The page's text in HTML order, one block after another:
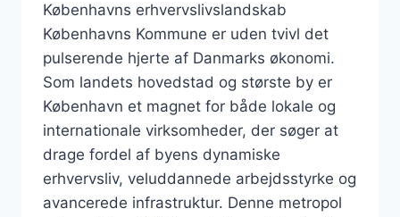
Københavns erhvervslivslandskab
Københavns Kommune er uden tvivl det
pulserende hjerte af Danmarks økonomi.
Som landets hovedstad og største by er
København et magnet for både lokale og
internationale virksomheder, der søger at
drage fordel af byens dynamiske
erhvervsliv, veluddannede arbejdsstyrke og
avancerede infrastruktur. Denne metropol